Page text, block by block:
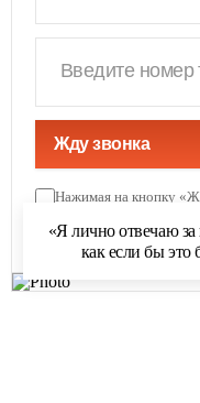
Жду звонка
Нажимая на кнопку
политикой обработки
«Я лично отвечаю за
как если бы это